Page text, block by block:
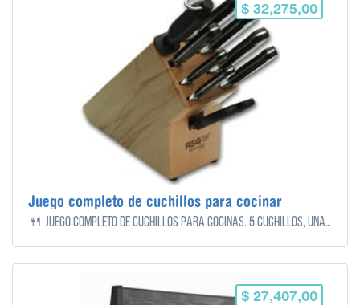
$ 32,275,00
Juego completo de cuchillos para cocinar
🍴 Juego completo de cuchillos para cocinas. 5 cuchillos, una tijera y una chaira para afilar.
$ 27,407,00